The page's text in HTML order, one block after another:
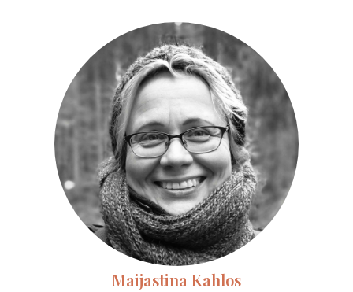
Maijastina Kahlos